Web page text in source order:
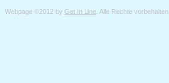
Webpage ©2012 by Get In Line . Alle Rechte vorbehalten.